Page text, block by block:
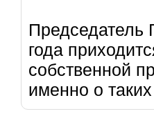
Председатель
года
собственной
именно о